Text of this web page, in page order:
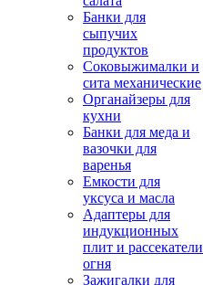
Банки для
сыпучих
продуктов
Соковыжималки и
сита механические
Органайзеры для
кухни
Банки для меда и
вазочки для
варенья
Емкости для
уксуса и масла
Адаптеры для
индукционных
плит и рассекатели
огня
Зажигалки для